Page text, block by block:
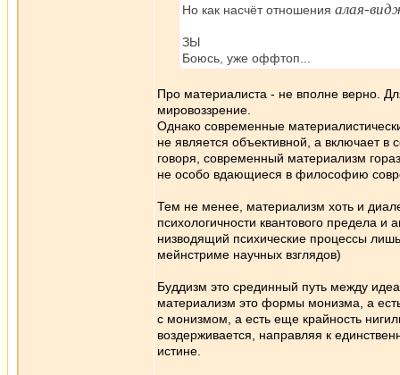
Но как насчёт отношения алая-
ЗЫ
Боюсь, уже оффтоп...
Про материалиста - не вполне верно.
мировоззрение.
Однако современные
не является объективной, а включает
говоря, современный материализм
не особо вдающиеся в философию
Тем не менее, материализм хоть и
психологичности квантового предела
низводящий психические процессы
мейнстриме научных взглядов)
Буддизм это срединный путь между
материализм это формы монизма, а
с монизмом, а есть еще крайность
воздерживается, направляя к
истине.